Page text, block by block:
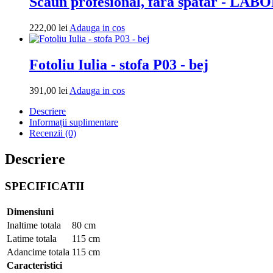
669,00 lei.
222,00 lei Adauga in cosAdauga
in
Fotoliu Iulia - stofa P03 - bej
391,00 lei Adauga in cosAdauga
Descriere
Informații suplimentare
Recenzii (0)
Descriere
SPECIFICATII
Dimensiuni
Inaltime totala
80 cm
Latime totala
115 cm
Adancime totala 115 cm
Caracteristici